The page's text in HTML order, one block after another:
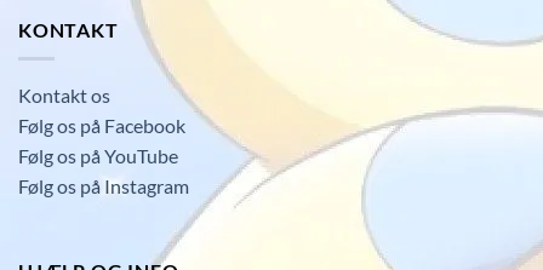
KONTAKT
Kontakt os
Følg os på Facebook
Følg os på YouTube
Følg os på Instagram